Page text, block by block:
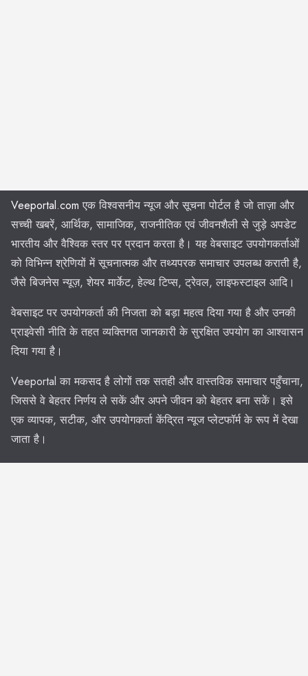
Veeportal.com एक विश्वसनीय न्यूज और सूचना पोर्टल है जो ताज़ा और
सच्ची खबरें, आर्थिक, सामाजिक, राजनीतिक एवं जीवनशैली से जुड़े अपडेट
भारतीय और वैश्विक स्तर पर प्रदान करता है। यह वेबसाइट उपयोगकर्ताओं
को विभिन्न श्रेणियों में सूचनात्मक और तथ्यपरक समाचार उपलब्ध कराती है,
जैसे बिजनेस न्यूज़, शेयर मार्केट, हेल्थ टिप्स, ट्रेवल, लाइफस्टाइल आदि।
वेबसाइट पर उपयोगकर्ता की निजता को बड़ा महत्व दिया गया है और उनकी
प्राइवेसी नीति के तहत व्यक्तिगत जानकारी के सुरक्षित उपयोग का आश्वासन
दिया गया है।
Veeportal का मकसद है लोगों तक सतही और वास्तविक समाचार पहुँचाना,
जिससे वे बेहतर निर्णय ले सकें और अपने जीवन को बेहतर बना सकें। इसे
एक व्यापक, सटीक, और उपयोगकर्ता केंद्रित न्यूज प्लेटफॉर्म के रूप में देखा
जाता है।